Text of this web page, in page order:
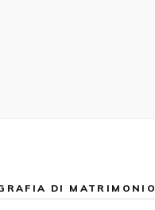
DI MATRIMONIO